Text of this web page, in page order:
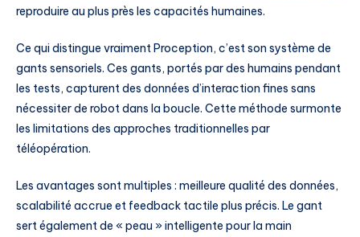
reproduire au plus près les capacités humaines.
Ce qui distingue vraiment Proception, c’est son système de
gants sensoriels. Ces gants, portés par des humains pendant
les tests, capturent des données d’interaction fines sans
nécessiter de robot dans la boucle. Cette méthode surmonte
les limitations des approches traditionnelles par
téléopération.
Les avantages sont multiples : meilleure qualité des données,
scalabilité accrue et feedback tactile plus précis. Le gant
sert également de « peau » intelligente pour la main